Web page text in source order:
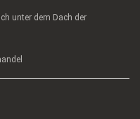
unter dem Dach der